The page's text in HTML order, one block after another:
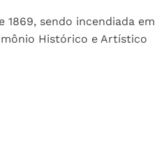
sendo incendiada em
Histórico e Artístico